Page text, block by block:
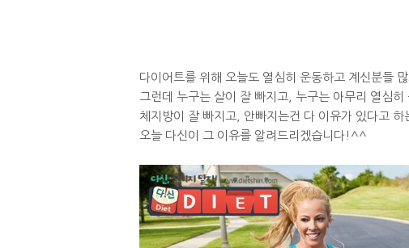
다이어트를 위해 오늘도 열심히 운동하고 계신분들
그런데 누구는 살이 잘 빠지고, 누구는 아무리 열심
체지방이 잘 빠지고, 안빠지는건 다 이유가 있다고 하
오늘 다신이 그 이유를 알려드리겠습니다!^^